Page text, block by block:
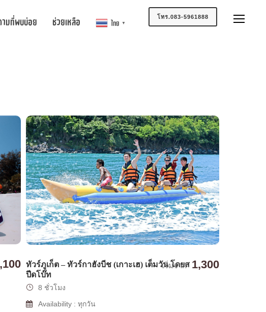
ามที่พบบ่อย ช่วยเหลือ ไทย ▼
โทร.083-5961888
ทัวร์ภูเก็ต – ทัวร์กาฮังบีช (เกาะเฮ) เต็มวัน โดยส
ปีดโบ๊ท
เริ่มจาก 1,300
8 ชั่วโมง
Availability : ทุกวัน